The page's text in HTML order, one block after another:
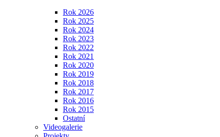
Rok 2026
Rok 2025
Rok 2024
Rok 2023
Rok 2022
Rok 2021
Rok 2020
Rok 2019
Rok 2018
Rok 2017
Rok 2016
Rok 2015
Ostatní
Videogalerie